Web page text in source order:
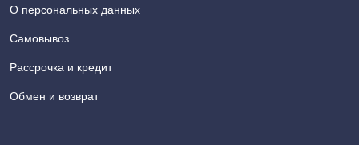
О персональных данных
Самовывоз
Рассрочка и кредит
Обмен и возврат